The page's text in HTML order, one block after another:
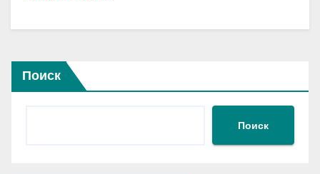
Поиск
Поиск